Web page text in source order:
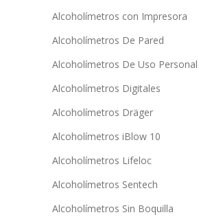
Alcoholímetros con Impresora
Alcoholímetros De Pared
Alcoholímetros De Uso Personal
Alcoholímetros Digitales
Alcoholímetros Dräger
Alcoholímetros iBlow 10
Alcoholímetros Lifeloc
Alcoholímetros Sentech
Alcoholímetros Sin Boquilla